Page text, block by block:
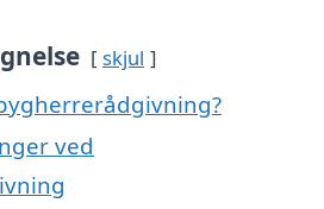
skjul
ved